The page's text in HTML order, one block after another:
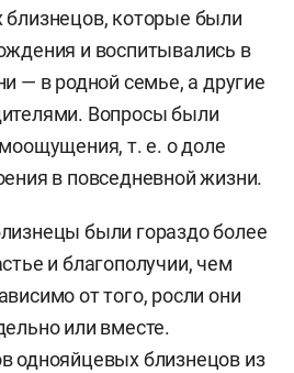
близнецов, которые были
и воспитывались в
— в родной семье, а другие
Вопросы были
т. е. о доле
в повседневной жизни.
были гораздо более
и благополучии, чем
от того, росли они
или вместе.
однояйцевых близнецов из